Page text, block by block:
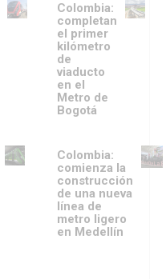
Colombia:
completan
el primer
kilómetro
de
viaducto
en el
Metro de
Bogotá
Colombia:
comienza la
construcción
de una nueva
línea de
metro ligero
en Medellín